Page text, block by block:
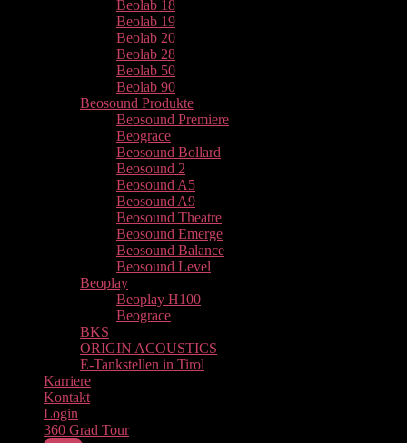
Beolab 18
Beolab 19
Beolab 20
Beolab 28
Beolab 50
Beolab 90
Beosound Produkte
Beosound Premiere
Beograce
Beosound Bollard
Beosound 2
Beosound A5
Beosound A9
Beosound Theatre
Beosound Emerge
Beosound Balance
Beosound Level
Beoplay
Beoplay H100
Beograce
BKS
ORIGIN ACOUSTICS
E-Tankstellen in Tirol
Karriere
Kontakt
Login
360 Grad Tour